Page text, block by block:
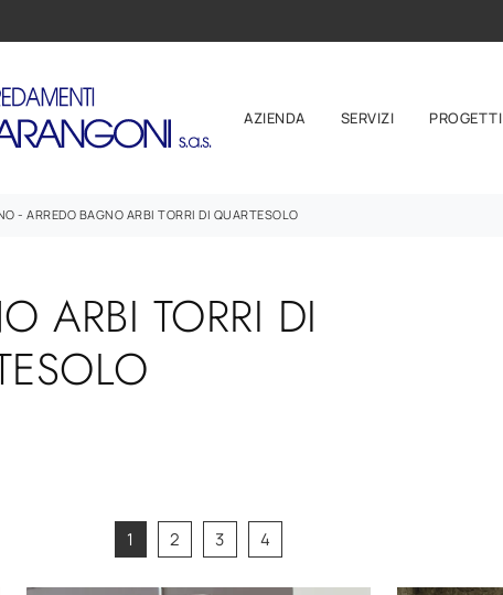
AZIENDA SERVIZI PROGETTI
- ARREDO BAGNO ARBI TORRI DI QUARTESOLO
ARBI TORRI DI
1 2 3 4